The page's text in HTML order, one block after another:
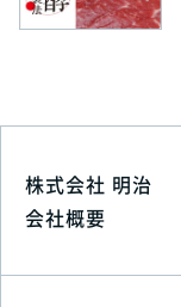
株式会社 明治
会社概要